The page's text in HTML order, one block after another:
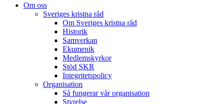
Om oss
Sveriges kristna råd
Om Sveriges kristna råd
Historik
Samverkan
Ekumenik
Medlemskyrkor
Stöd SKR
Integritetspolicy
Organisation
Så fungerar vår organisation
Styrelse